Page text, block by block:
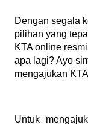
Dengan segala
pilihan yang
KTA online
apa lagi? Ayo
mengajukan
Untuk